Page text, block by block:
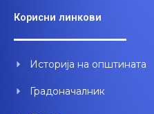
b
o
k
u
b
e
d
n
Корисни линкови
Историја на општината
Градоначалник